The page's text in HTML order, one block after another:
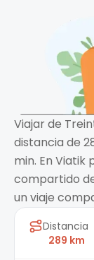
Viajar de
distancia de
min. En Viatik
compartido
un viaje
Distancia
289 km